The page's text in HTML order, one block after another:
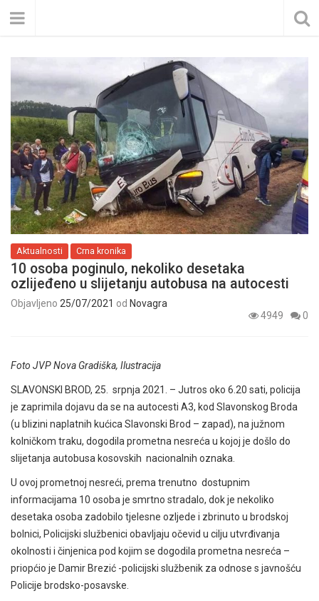
Aktualnosti Crna kronika
10 osoba poginulo, nekoliko desetaka
ozlijeđeno u slijetanju autobusa na autocesti
Objavljeno 25/07/2021 od Novagra
4949
0
Foto JVP Nova Gradiška, Ilustracija
SLAVONSKI BROD, 25. srpnja 2021. – Jutros oko 6.20 sati, policija
je zaprimila dojavu da se na autocesti A3, kod Slavonskog Broda
(u blizini naplatnih kućica Slavonski Brod – zapad), na južnom
kolničkom traku, dogodila prometna nesreća u kojoj je došlo do
slijetanja autobusa kosovskih nacionalnih oznaka.
U ovoj prometnoj nesreći, prema trenutno dostupnim
informacijama 10 osoba je smrtno stradalo, dok je nekoliko
desetaka osoba zadobilo tjelesne ozljede i zbrinuto u brodskoj
bolnici, Policijski službenici obavljaju očevid u cilju utvrđivanja
okolnosti i činjenica pod kojim se dogodila prometna nesreća –
priopćio je Damir Brezić -policijski službenik za odnose s javnošću
Policije brodsko-posavske.